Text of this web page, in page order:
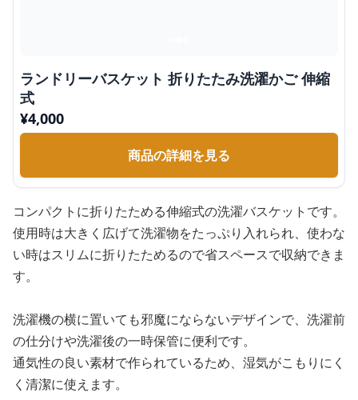
ランドリーバスケット 折りたたみ洗濯かご 伸縮
式
¥4,000
商品の詳細を見る
コンパクトに折りたためる伸縮式の洗濯バスケットです。
使用時は大きく広げて洗濯物をたっぷり入れられ、使わな
い時はスリムに折りたためるので省スペースで収納できま
す。
洗濯機の横に置いても邪魔にならないデザインで、洗濯前
の仕分けや洗濯後の一時保管に便利です。
通気性の良い素材で作られているため、湿気がこもりにく
く清潔に使えます。